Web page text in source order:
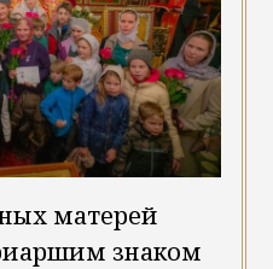
матерей
знаком